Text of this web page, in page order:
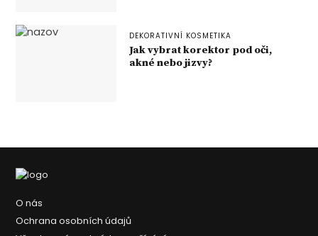
DEKORATIVNÍ KOSMETIKA
Jak vybrat korektor pod oči,
akné nebo jizvy?
O nás
Ochrana osobních údajů